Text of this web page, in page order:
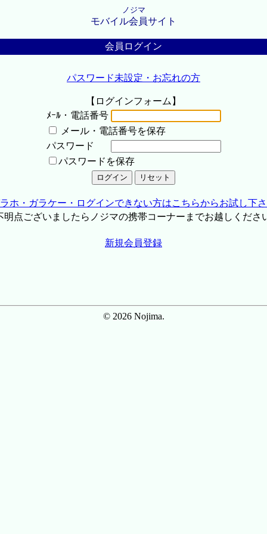
ノジマ
モバイル会員サイト
会員ログイン
パスワード未設定・お忘れの方
【ログインフォーム】
ﾒｰﾙ・電話番号
メール・電話番号を保存
パスワード
パスワードを保存
ホ・ガラケー・ログインできない方はこちらからお試し下
点ございましたらノジマの携帯コーナーまでお越しくださ
新規会員登録
© 2026 Nojima.